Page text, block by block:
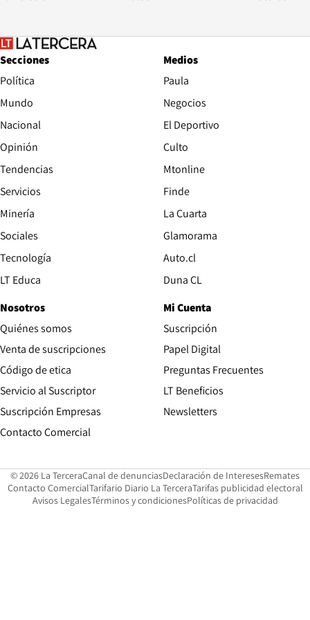
Secciones
Política
Mundo
Nacional
Opinión
Tendencias
Servicios
Minería
Sociales
Tecnología
LT Educa
Medios
Paula
Negocios
El Deportivo
Culto
Mtonline
Finde
La Cuarta
Glamorama
Auto.cl
Duna CL
Nosotros
Quiénes somos
Venta de suscripciones
Código de etica Opens in new window
Servicio al Suscriptor
Suscripción Empresas
Contacto Comercial
Mi Cuenta
Suscripción
Papel Digital
Preguntas Frecuentes
LT Beneficios
Newsletters
© 2026 La TerceraCanal de denunciasOpens in new window
Declaración de InteresesOpens in
Remates
Contacto ComercialOpens in new window
Tarifario Diario La TerceraOpens in new window
Tarifas publicidad electoral
Avisos LegalesOpens in new window
Términos y condicionesPolíticas de privacidad